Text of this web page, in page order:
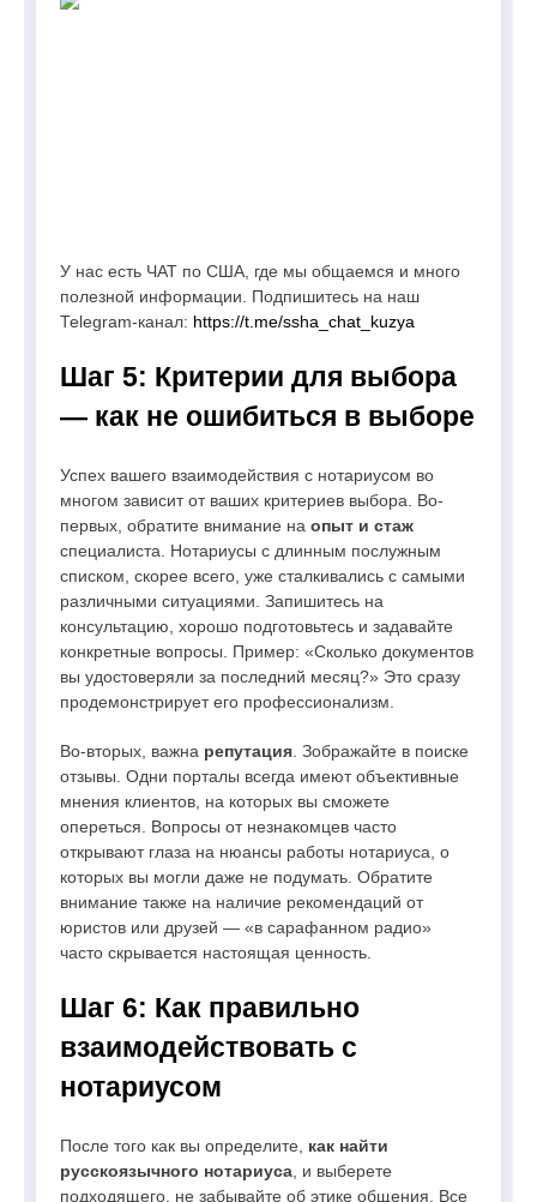
У нас есть ЧАТ по США, где мы общаемся и много
полезной информации. Подпишитесь на наш
Telegram-канал: https://t.me/ssha_chat_kuzya
Шаг 5: Критерии для выбора
— как не ошибиться в выборе
Успех вашего взаимодействия с нотариусом во
многом зависит от ваших критериев выбора. Во-
первых, обратите внимание на опыт и стаж
специалиста. Нотариусы с длинным послужным
списком, скорее всего, уже сталкивались с самыми
различными ситуациями. Запишитесь на
консультацию, хорошо подготовьтесь и задавайте
конкретные вопросы. Пример: «Сколько документов
вы удостоверяли за последний месяц?» Это сразу
продемонстрирует его профессионализм.
Во-вторых, важна репутация . Зображайте в поиске
отзывы. Одни порталы всегда имеют объективные
мнения клиентов, на которых вы сможете
опереться. Вопросы от незнакомцев часто
открывают глаза на нюансы работы нотариуса, о
которых вы могли даже не подумать. Обратите
внимание также на наличие рекомендаций от
юристов или друзей — «в сарафанном радио»
часто скрывается настоящая ценность.
Шаг 6: Как правильно
взаимодействовать с
нотариусом
После того как вы определите, как найти
русскоязычного нотариуса, и выберете
подходящего, не забывайте об этике общения. Все